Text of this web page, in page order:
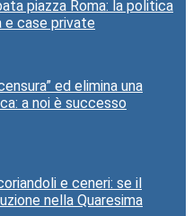
piazza Roma: la politica
e case private
ed elimina una
a noi è successo
e ceneri: se il
nella Quaresima